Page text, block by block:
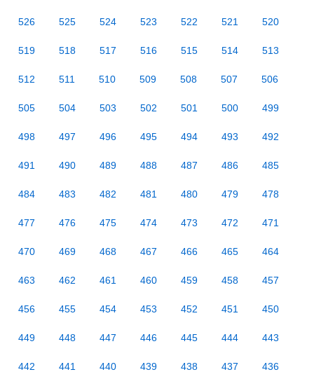
526 525 524 523 522 521 520
519 518 517 516 515 514 513
512 511 510 509 508 507 506
505 504 503 502 501 500 499
498 497 496 495 494 493 492
491 490 489 488 487 486 485
484 483 482 481 480 479 478
477 476 475 474 473 472 471
470 469 468 467 466 465 464
463 462 461 460 459 458 457
456 455 454 453 452 451 450
449 448 447 446 445 444 443
442 441 440 439 438 437 436